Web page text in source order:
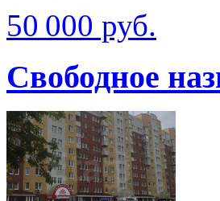
50 000 руб.
Свободное